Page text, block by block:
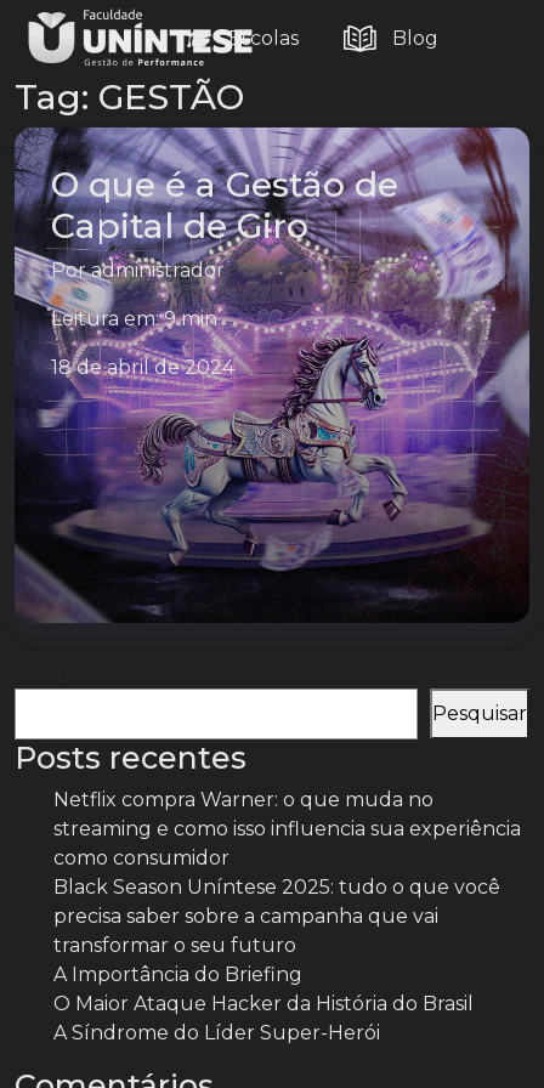
Escolas Blog
Tag: GESTÃO
O que é a Gestão de
Capital de Giro
Poradministrador
Leitura em: 9 min
18 de abril de 2024
Pesquisar
Posts recentes
Netflix compra Warner: o que muda no
streaming e como isso influencia sua experiência
como consumidor
Black Season Uníntese 2025: tudo o que você
precisa saber sobre a campanha que vai
transformar o seu futuro
A Importância do Briefing
O Maior Ataque Hacker da História do Brasil
A Síndrome do Líder Super-Herói